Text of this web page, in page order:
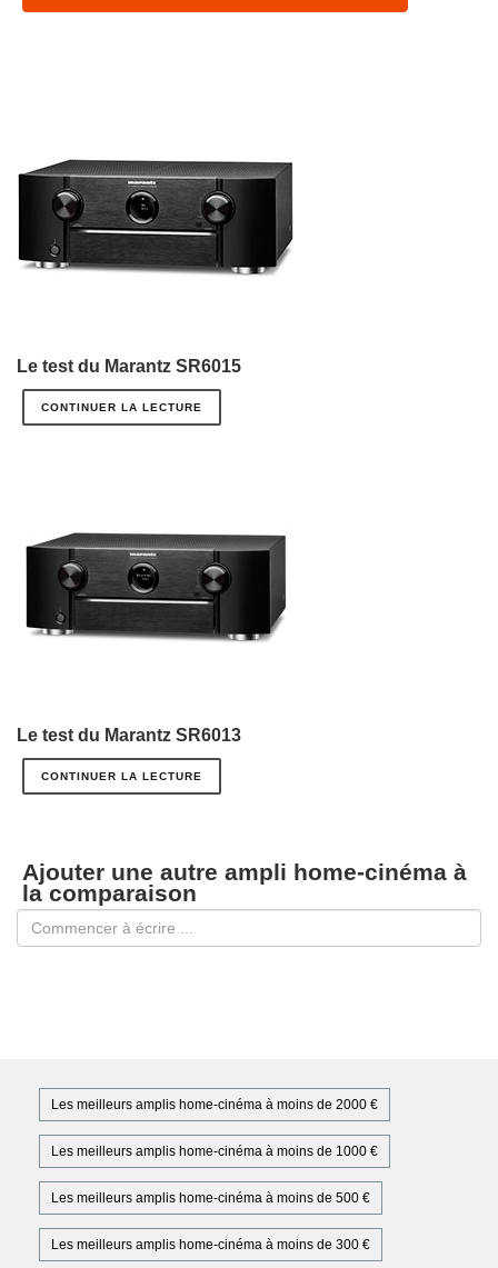
Le test du Marantz SR6015
CONTINUER LA LECTURE
Le test du Marantz SR6013
CONTINUER LA LECTURE
Ajouter une autre ampli home-cinéma à
la comparaison
Les meilleurs amplis home-cinéma à moins de 2000 €
Les meilleurs amplis home-cinéma à moins de 1000 €
Les meilleurs amplis home-cinéma à moins de 500 €
Les meilleurs amplis home-cinéma à moins de 300 €